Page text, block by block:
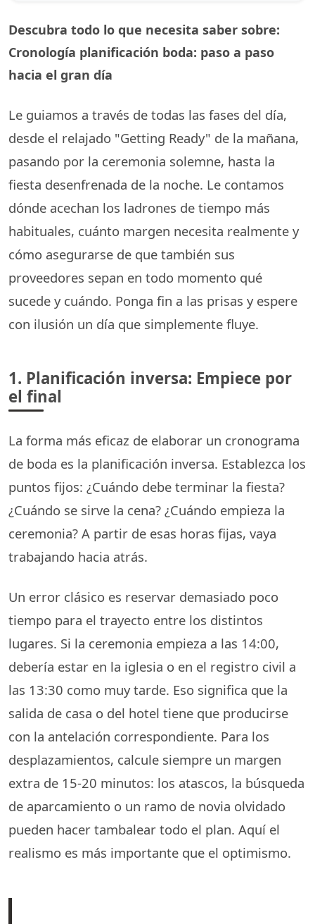
Descubra todo lo que necesita saber sobre:
Cronología planificación boda: paso a paso
hacia el gran día
Le guiamos a través de todas las fases del día,
desde el relajado "Getting Ready" de la mañana,
pasando por la ceremonia solemne, hasta la
fiesta desenfrenada de la noche. Le contamos
dónde acechan los ladrones de tiempo más
habituales, cuánto margen necesita realmente y
cómo asegurarse de que también sus
proveedores sepan en todo momento qué
sucede y cuándo. Ponga fin a las prisas y espere
con ilusión un día que simplemente fluye.
1. Planificación inversa: Empiece por
el final
La forma más eficaz de elaborar un cronograma
de boda es la planificación inversa. Establezca los
puntos fijos: ¿Cuándo debe terminar la fiesta?
¿Cuándo se sirve la cena? ¿Cuándo empieza la
ceremonia? A partir de esas horas fijas, vaya
trabajando hacia atrás.
Un error clásico es reservar demasiado poco
tiempo para el trayecto entre los distintos
lugares. Si la ceremonia empieza a las 14:00,
debería estar en la iglesia o en el registro civil a
las 13:30 como muy tarde. Eso significa que la
salida de casa o del hotel tiene que producirse
con la antelación correspondiente. Para los
desplazamientos, calcule siempre un margen
extra de 15-20 minutos: los atascos, la búsqueda
de aparcamiento o un ramo de novia olvidado
pueden hacer tambalear todo el plan. Aquí el
realismo es más importante que el optimismo.